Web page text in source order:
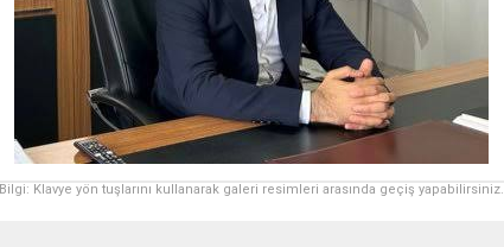
Bilgi: Klavye yön tuşlarını kullanarak galeri resimleri arasında geçiş yapabilirsiniz.